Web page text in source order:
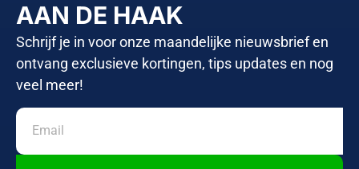
AAN DE HAAK
Schrijf je in voor onze maandelijke nieuwsbrief en
ontvang exclusieve kortingen, tips updates en nog
veel meer!